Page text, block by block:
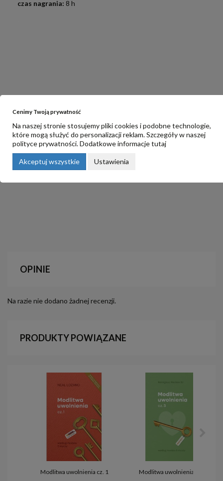
czas nagrania: 8 h
OPINIE
Na razie nie dodano żadnej recenzji.
PRODUKTY POWIĄZANE
Modlitwa uwolnienia cz. 1 Modlitwa uwolnienia cz. 3
Cenimy Twoją prywatność
Na naszej stronie stosujemy pliki cookies i podobne technologie,
które mogą służyć do personalizacji reklam. Szczegóły w naszej
polityce prywatności. Dodatkowe informacjetutaj
Akceptuj wszystkie Ustawienia